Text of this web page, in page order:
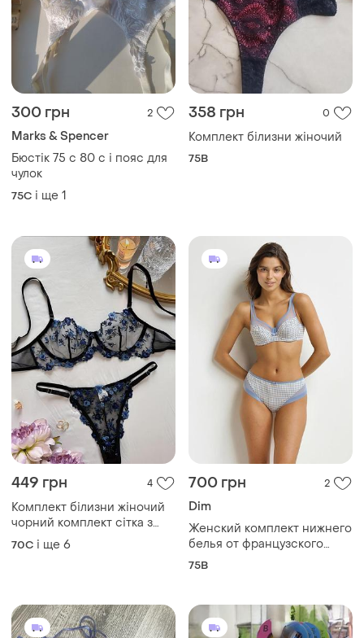
300 грн 2
Marks & Spencer
Бюстік 75 с 80 с і пояс для
чулок
75C і ще 1
358 грн 0
Комплект білизни жіночий
75B
449 грн 4
Комплект білизни жіночий
чорний комплект сітка з
вишивкою с,м
70C і ще 6
700 грн
Женский комплект нижнего
белья от французского
бренда dim
75B